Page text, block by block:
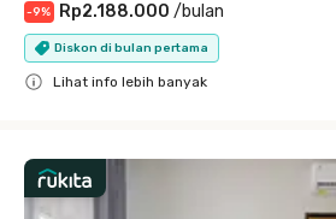
-9% Rp2.188.000 /bulan
Diskon di bulan pertama
Lihat info lebih banyak